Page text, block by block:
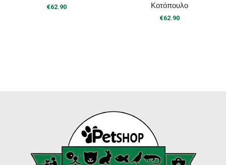
€62.90
Κοτόπουλο
€62.90